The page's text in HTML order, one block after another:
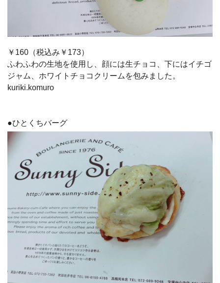
￥160（税込み￥173）
ふわふわの生地を使用し、顔には生チョコ、下にはイチゴ
ジャム、ホワイトチョコクリームを包みました。
kuriki.komuro
●ひとくちバーグ